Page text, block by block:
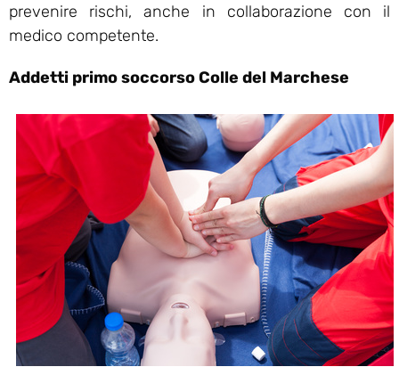
prevenire rischi, anche in collaborazione con il
medico competente.
Addetti primo soccorso Colle del Marchese